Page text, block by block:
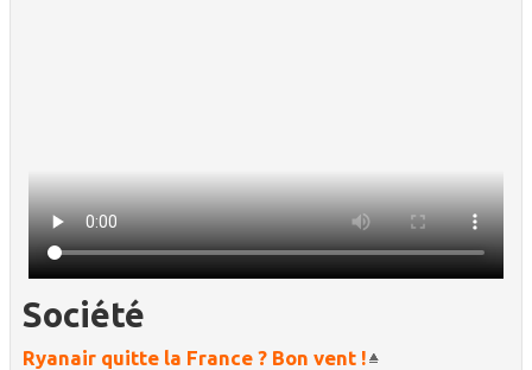
Société
Ryanair quitte la France ? Bon vent !